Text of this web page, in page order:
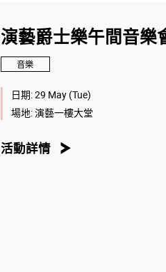
演藝爵士樂午間音樂
音樂
日期:29 May (Tue)
場地:演藝一樓大堂
活動詳情